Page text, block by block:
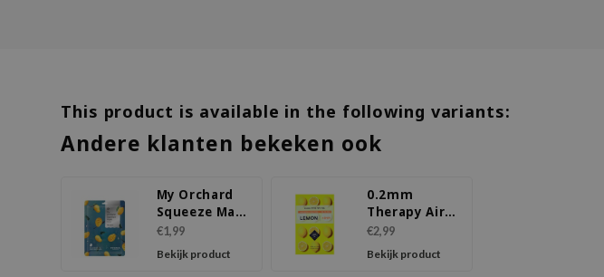
This product is available in the following variants:
Andere klanten bekeken ook
My Orchard
Squeeze Mask
Mango
€1,99
Bekijk product
0.2mm
Therapy Air
Mask Lemon
€2,99
Bekijk product